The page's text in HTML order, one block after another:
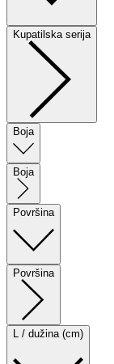
Kupatilska serija
Boja
Boja
Površina
Površina
L / dužina (cm)